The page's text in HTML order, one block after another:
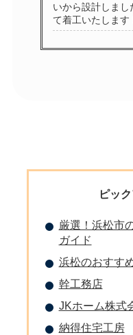
いから設計しまし
て着工いたします
ピッ
厳選！浜松市
ガイド
浜松のおすす
幹工務店
JKホーム株式
納得住宅工房